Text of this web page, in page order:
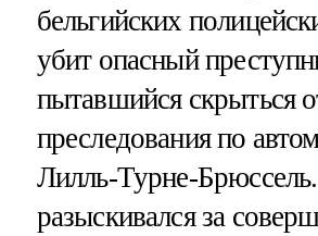
бельгийских
убит опасный
пытавшийся скрыться
преследования по
Лилль-Турне-
разыскивался за